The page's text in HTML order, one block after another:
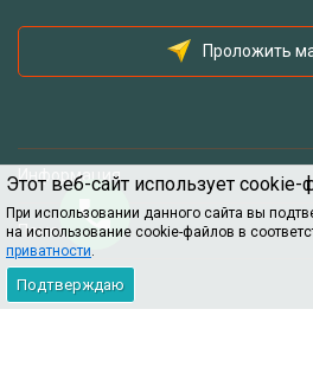
Этот веб-сайт использует cookie-
При использовании данного сайта вы
на использование cookie-файлов в
приватности.
Подтверждаю
Проложить
Информация
Помощь
Информация